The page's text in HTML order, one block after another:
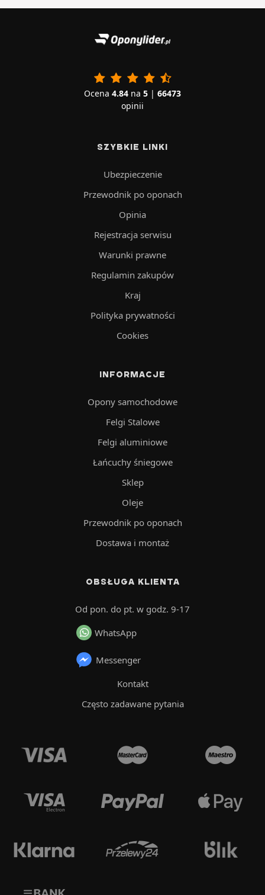
Ocena 4.84 na 5 | 66473
opinii
SZYBKIE LINKI
Ubezpieczenie
Przewodnik po oponach
Opinia
Rejestracja serwisu
Warunki prawne
Regulamin zakupów
Kraj
Polityka prywatności
Cookies
INFORMACJE
Opony samochodowe
Felgi Stalowe
Felgi aluminiowe
Łańcuchy śniegowe
Sklep
Oleje
Przewodnik po oponach
Dostawa i montaż
OBSŁUGA KLIENTA
Od pon. do pt. w godz. 9-17
WhatsApp
Messenger
Kontakt
Często zadawane pytania